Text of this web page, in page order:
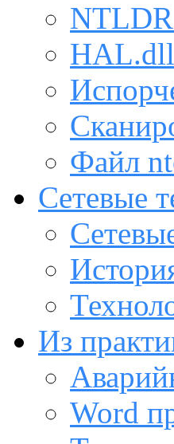
NTLDR
HAL.dll
Файл
Сетевые
Из
Word